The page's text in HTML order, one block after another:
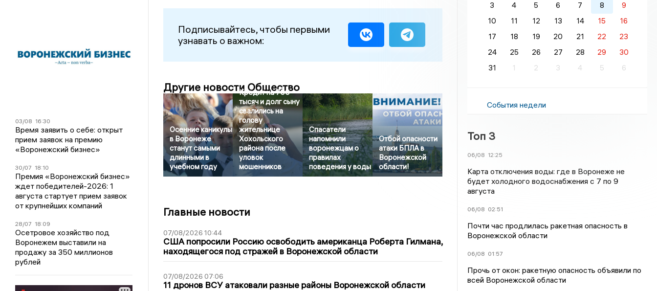
03/08 16:30
Время заявить о себе: открыт
прием заявок на премию
«Воронежский бизнес»
30/07 18:10
Премия «Воронежский бизнес»
ждет победителей-2026: 1
августа стартует прием заявок
от крупнейших компаний
28/07 18:09
Осетровое хозяйство под
Воронежем выставили на
продажу за 350 миллионов
рублей
Подписывайтесь, чтобы первыми
узнавать о важном:
Другие новости Общество
Осенние каникулы
в Воронеже
станут самыми
длинными в
учебном году
Кредит на 700
тысяч и долг сыну
свалились на
голову
жительнице
Хохольского
района после
уловок
мошенников
Спасатели
напомнили
воронежцам о
правилах
поведения у воды
Отбой опасности
атаки БПЛА в
Воронежской
области!
Главные новости
07/08/2026 10:44
США попросили Россию освободить американца Роберта Гилмана,
находящегося под стражей в Воронежской области
07/08/2026 07:06
11 дронов ВСУ атаковали разные районы Воронежской области
3
4 5 6 7 8
9
10
11 12 13 14 15
16
17
18 19 20 21 22
23
24
25 26 27 28 29
30
31
1 2 3 4 5 6
События недели
Топ 3
06/08 12:25
Карта отключения воды: где в Воронеже не
будет холодного водоснабжения с 7 по 9
августа
06/08 02:51
Почти час продлилась ракетная опасность в
Воронежской области
06/08 01:57
Прочь от окон: ракетную опасность объявили по
всей Воронежской области